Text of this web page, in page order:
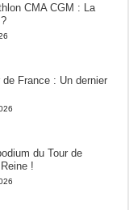
CMA CGM : La
France : Un dernier
du Tour de
!